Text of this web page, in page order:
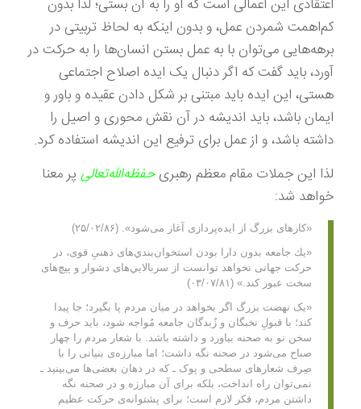
اعتقادی این اعمالی است که او را به آن بستی؛ لذا بدون
کم‌اهمت شمردن عمل، و بدون اینکه به لحاظ تربیتی در
برهه‌هایی می‌توان با به عمل بستن انسان‌ها را به حرکت در
آورد، باید گفت که اگر دنبال یک ایده اصلاح اجتماعی
هستی، این ایده باید مبتنی بر شکل دادن عقیده و باور و
ایمان باشد، باید اندیشه در آن نقش محوری و اصیل را
داشته باشد، و از عمل برای ترفیع این اندیشه استفاده کرد.
لذا این جملات مقام معظم رهبریحفظه‌‌الله‌تعالی پر معنا
خواهد شد:
«کارهای بزرگ از ایده‌پردازی آغاز می‌شود». (۲۵/۰۲/۸۶)
«يك جامعه بدون دارا بودن استخوان‌بندي‌هاى ذهنىِ قوى، در
حركت جهانى نخواهد توانست از سربالايي‌هاى دشوار و پيچ‌هاى
سخت عبور كند.» (۰۳/۰۷/۸۱)
«یک نهضت بزرگ اگر بخواهد در میان مردم پا بگیرد؛ جا پیدا
کند؛ با قبولِ نخبگان و زُبدگان جامعه مُواجه شود، باید حرف و
سخن نو به صحنه بیاورد و داشته باشد. با شعار مردم را چهار
صباح می‌شود در صحنه نگه داشت؛ اما مبارزه‌ی بنیانی را با
صِرف شعارهای سطحی و پوک ـ که در دهان بعضی‌ها می‌بینید ـ
نمی‌توان راه انداخت، بلکه برای آن مبارزه و در صحنه نگه
داشتن مردم، فکر لازم است؛ برای پشتوانه‌ی حرکت عظیم